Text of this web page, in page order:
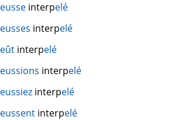
eusse interpelé
eusses interpelé
eût interpelé
eussions interpelé
eussiez interpelé
eussent interpelé